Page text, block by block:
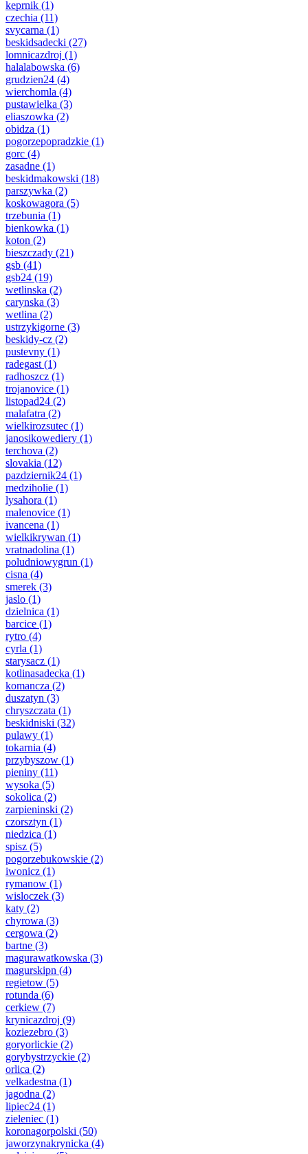
keprnik (1)
czechia (11)
svycarna (1)
beskidsadecki (27)
lomnicazdroj (1)
halalabowska (6)
grudzien24 (4)
wierchomla (4)
pustawielka (3)
eliaszowka (2)
obidza (1)
pogorzepopradzkie (1)
gorc (4)
zasadne (1)
beskidmakowski (18)
parszywka (2)
koskowagora (5)
trzebunia (1)
bienkowka (1)
koton (2)
bieszczady (21)
gsb (41)
gsb24 (19)
wetlinska (2)
carynska (3)
wetlina (2)
ustrzykigorne (3)
beskidy-cz (2)
pustevny (1)
radegast (1)
radhoszcz (1)
trojanovice (1)
listopad24 (2)
malafatra (2)
wielkirozsutec (1)
janosikowediery (1)
terchova (2)
slovakia (12)
pazdziernik24 (1)
medziholie (1)
lysahora (1)
malenovice (1)
ivancena (1)
wielkikrywan (1)
vratnadolina (1)
poludniowygrun (1)
cisna (4)
smerek (3)
jaslo (1)
dzielnica (1)
barcice (1)
rytro (4)
cyrla (1)
starysacz (1)
kotlinasadecka (1)
komancza (2)
duszatyn (3)
chryszczata (1)
beskidniski (32)
pulawy (1)
tokarnia (4)
przybyszow (1)
pieniny (11)
wysoka (5)
sokolica (2)
zarpieninski (2)
czorsztyn (1)
niedzica (1)
spisz (5)
pogorzebukowskie (2)
iwonicz (1)
rymanow (1)
wisloczek (3)
katy (2)
chyrowa (3)
cergowa (2)
bartne (3)
magurawatkowska (3)
magurskipn (4)
regietow (5)
rotunda (6)
cerkiew (7)
krynicazdroj (9)
koziezebro (3)
goryorlickie (2)
gorybystrzyckie (2)
orlica (2)
velkadestna (1)
jagodna (2)
lipiec24 (1)
zieleniec (1)
koronagorpolski (50)
jaworzynakrynicka (4)